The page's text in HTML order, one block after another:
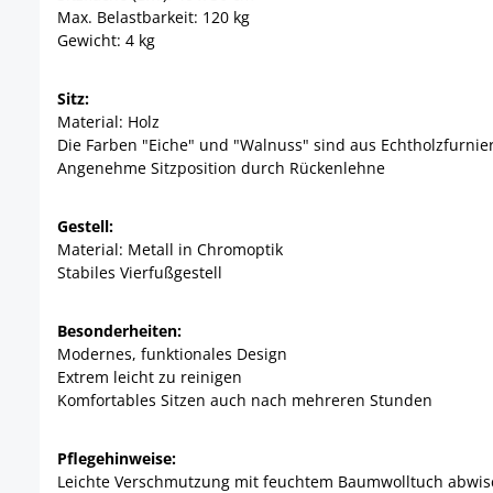
Max. Belastbarkeit: 120 kg
Gewicht: 4 kg
Sitz:
Material: Holz
Die Farben "Eiche" und "Walnuss" sind aus
Angenehme Sitzposition durch Rückenlehne
Gestell:
Material: Metall in Chromoptik
Stabiles Vierfußgestell
Besonderheiten:
Modernes, funktionales Design
Extrem leicht zu reinigen
Komfortables Sitzen auch nach mehreren Stunden
Pflegehinweise:
Leichte Verschmutzung mit feuchtem Baumwolltuch